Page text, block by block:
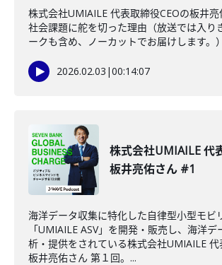
株式会社UMIAILE 代表取締役CEOの板井亮
社会課題に舵を切った理由（放送では入り
ークも含め、ノーカットでお届けします。）
2026.02.03 |00:14:07
株式会社UMIAILE 代
板井亮佑さん #1
海洋データ収集に特化した自律型小型モビ
「UMIAILE ASV」を開発・販売し、海洋
析・提供をされている株式会社UMIAILE 代
板井亮佑さん 第１回。...